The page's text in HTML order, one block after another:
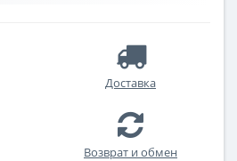
Доставка
Возврат и обмен